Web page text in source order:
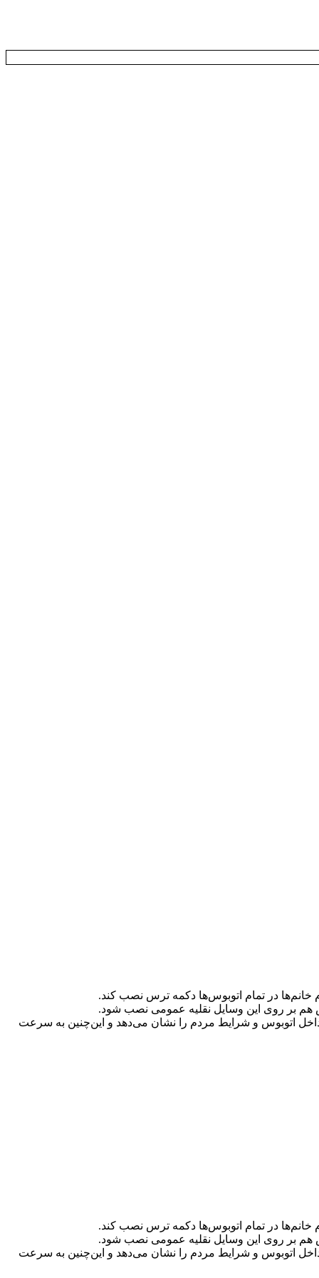
هم بر روی این وسایل نقلیه عمومی نصب شود.
داخل اتوبوس و شرایط مردم را نشان می‌دهد و این‌چنین به سرعت
هم بر روی این وسایل نقلیه عمومی نصب شود.
داخل اتوبوس و شرایط مردم را نشان می‌دهد و این‌چنین به سرعت